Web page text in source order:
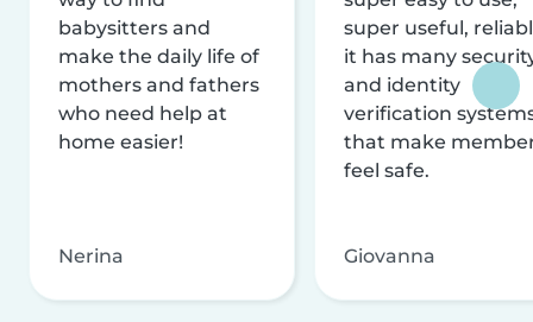
babysitters and
make the daily life of
mothers and fathers
who need help at
home easier!
Nerina
super useful,
it has many
and identity
verification
that make
feel safe.
Giovanna